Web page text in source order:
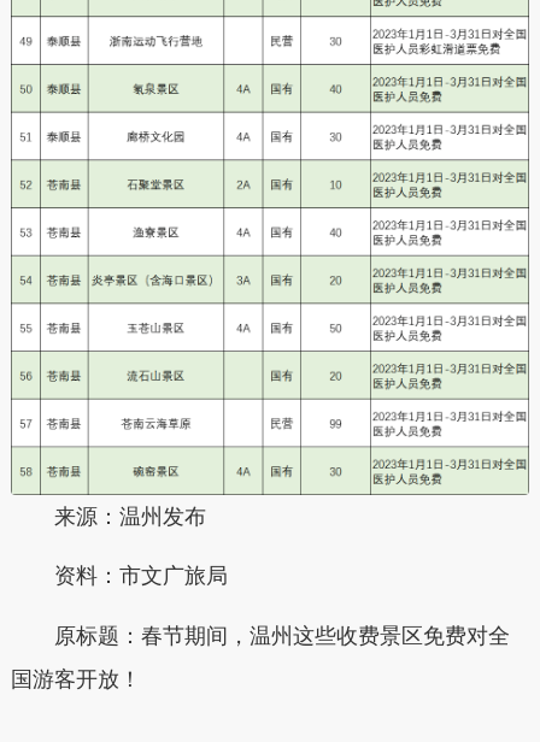
来源：温州发布
资料：市文广旅局
原标题：春节期间，温州这些收费景区免费对全
国游客开放！